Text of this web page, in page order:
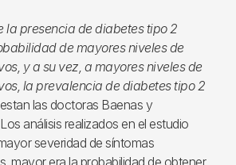
la presencia de diabetes tipo 2
de mayores niveles de
y a su vez, a mayores niveles de
la prevalencia de diabetes tipo 2
las doctoras Baenas y
análisis realizados en el estudio
severidad de síntomas
mayor era la probabilidad de obtener